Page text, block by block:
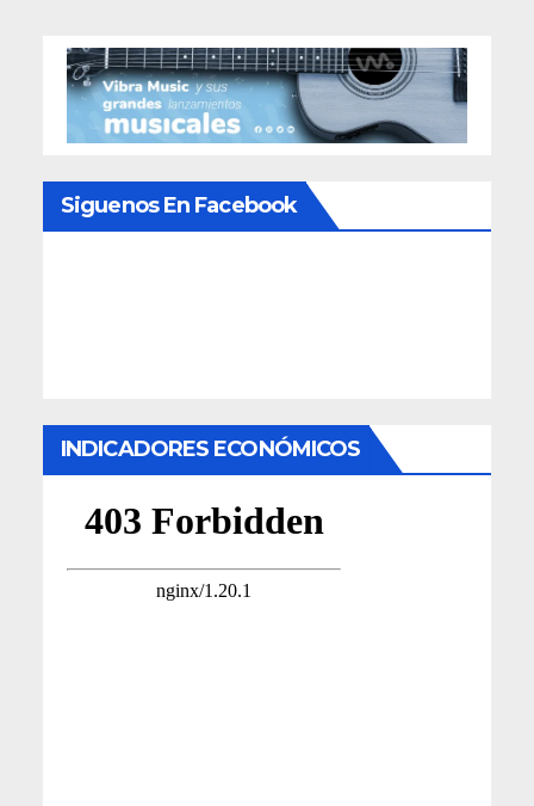
Siguenos En Facebook
INDICADORES ECONÓMICOS